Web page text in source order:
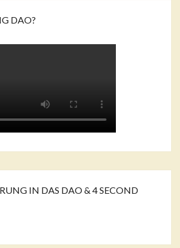
DAO?
IN DAS DAO & 4 SECOND